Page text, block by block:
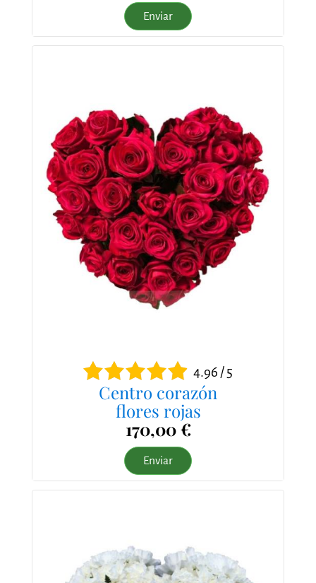
Enviar
4.96 / 5
Centro corazón
flores rojas
170,00 €
Enviar